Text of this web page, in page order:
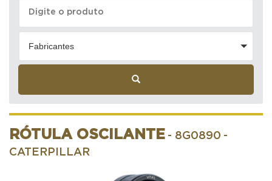
Fabricantes
RÓTULA OSCILANTE - 8G0890 -
CATERPILLAR